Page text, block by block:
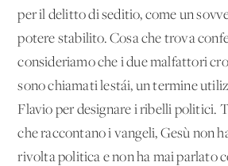
per il delitto di seditio, come un
potere stabilito. Cosa che trova
consideriamo che i due malfattori
sono chiamati lestái, un termine
Flavio per designare i ribelli politici.
che raccontano i vangeli, Gesù non
rivolta politica e non ha mai parlato